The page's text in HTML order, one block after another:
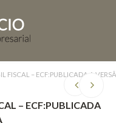
FISCAL – ECF:PUBLICADA A
– ECF:PUBLICADA